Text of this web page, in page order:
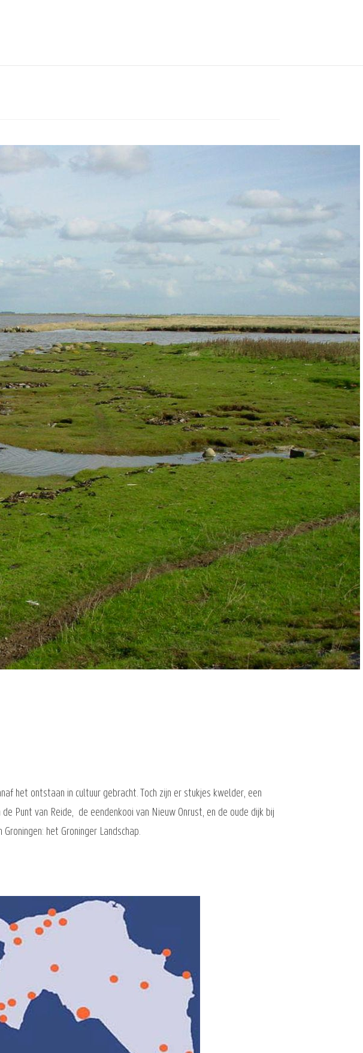
het ontstaan in cultuur gebracht. Toch zijn er stukjes kwelder, een
Punt van Reide, de eendenkooi van Nieuw Onrust, en de oude dijk bij
het Groninger Landschap.